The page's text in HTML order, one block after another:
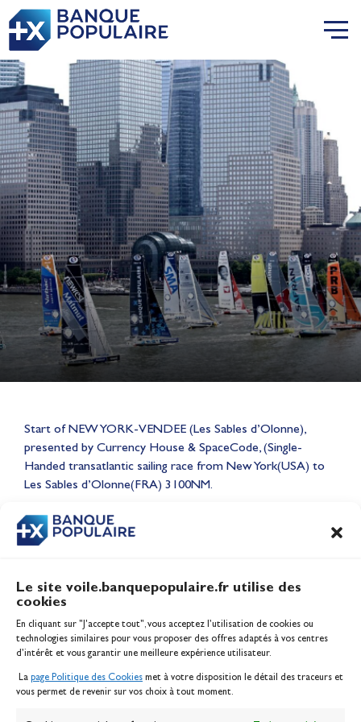
Le site voile.banquepopulaire.fr utilise des
cookies
En cliquant sur "J'accepte tout", vous acceptez l’utilisation de cookies ou
technologies similaires pour vous proposer des offres adaptés à vos centres
d’intérêt et vous garantir une meilleure expérience utilisateur.
La page Politique des Cookies met à votre disposition le détail des traceurs et
vous permet de revenir sur vos choix à tout moment.
Start of NEW YORK-VENDEE (Les Sables d’Olonne),
presented by Currency House & SpaceCode, (Single-
Handed transatlantic sailing race from New York(USA) to
Les Sables d’Olonne(FRA) 3100NM.
CONTENU
Lauriane Nolot en or à Long
Beach, sur le plan d'eau des
Jeux Olympiques 2028
Inscription serveur média
Contact
Politique des cookies